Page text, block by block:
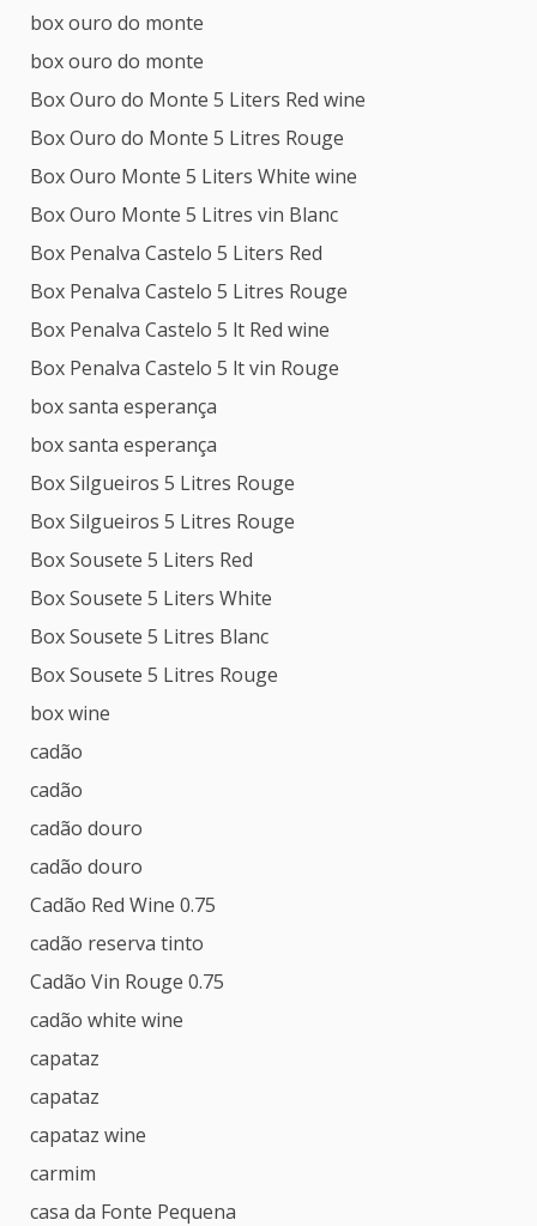
box ouro do monte
box ouro do monte
Box Ouro do Monte 5 Liters Red wine
Box Ouro do Monte 5 Litres Rouge
Box Ouro Monte 5 Liters White wine
Box Ouro Monte 5 Litres vin Blanc
Box Penalva Castelo 5 Liters Red
Box Penalva Castelo 5 Litres Rouge
Box Penalva Castelo 5 lt Red wine
Box Penalva Castelo 5 lt vin Rouge
box santa esperança
box santa esperança
Box Silgueiros 5 Litres Rouge
Box Silgueiros 5 Litres Rouge
Box Sousete 5 Liters Red
Box Sousete 5 Liters White
Box Sousete 5 Litres Blanc
Box Sousete 5 Litres Rouge
box wine
cadão
cadão
cadão douro
cadão douro
Cadão Red Wine 0.75
cadão reserva tinto
Cadão Vin Rouge 0.75
cadão white wine
capataz
capataz
capataz wine
carmim
casa da Fonte Pequena